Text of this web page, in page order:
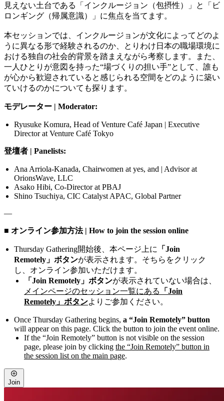
見えない土台である「インクルージョン（包摂性）」と「ビ
ロンギング（帰属意識）」に焦点を当てます。
本セッションでは、インクルージョンが文化によってどのよ
うに異なる形で経験されるのか、とりわけ日本の職場環境に
おける独自の社会的背景を踏まえながら考察します。また、
一人ひとりが意図を持った“場づくりの担い手”として、誰も
が心から歓迎されていると感じられる空間をどのように築い
ていけるのかについても探ります。
モデレーター | Moderator:
Ryusuke Komura, Head of Venture Café Japan | Executive
Director at Venture Café Tokyo
登壇者 | Panelists:
Ana Arriola-Kanada, Chairwomen at yes, and | Advisor at
OrionsWave, LLC
Asako Hibi, Co-Director at PBAJ
Shino Tsuchiya, CIC Catalyst APAC, Global Partner
—
■ オンライン参加方法 | How to join the session online
Thursday Gathering開始後、本ページ上に
「Join
Remotely」ボタンが表示されます。そちらをクリック
し、オンライン参加いただけます。
「Join Remotely」ボタンが表示されていない場合は、
メインページのセッション一覧にある
「Join
Remotely」ボタンよりご参加ください。
Once Thursday Gathering begins, a “Join Remotely” button
will appear on this page. Click the button to join the event online.
If the “Join Remotely” button is not visible on the session
page, please join by clicking the “Join Remotely” button in
the session list on the main page.
Join